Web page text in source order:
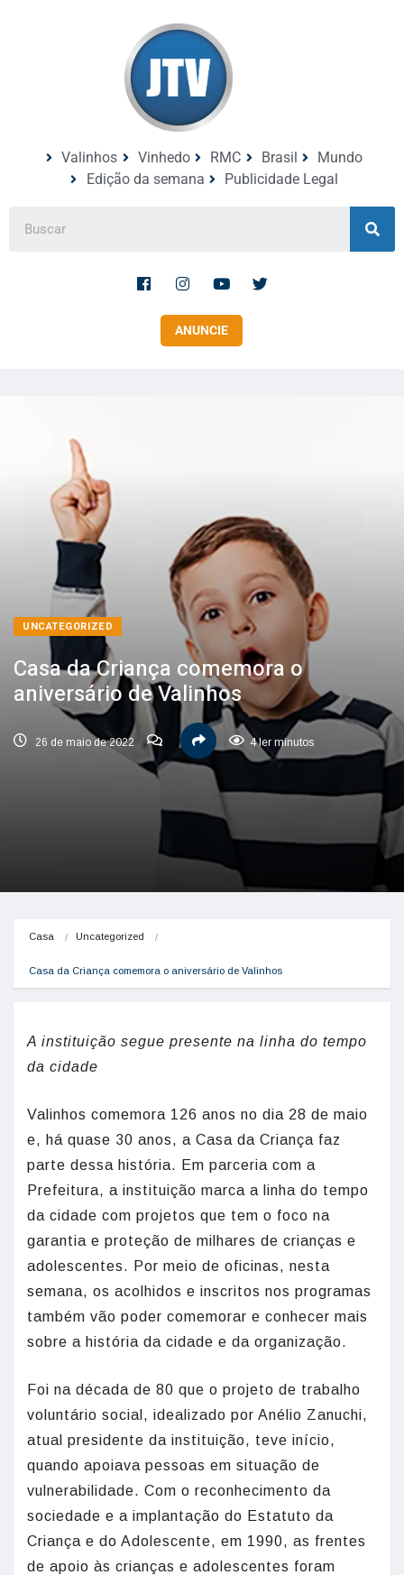
Valinhos Vinhedo RMC Brasil
Mundo
Edição da semana
Publicidade Legal
ANUNCIE
UNCATEGORIZED
Casa da Criança comemora o
aniversário de Valinhos
26 de maio de 2022 4 ler minutos
Casa Uncategorized
Casa da Criança comemora o aniversário de Valinhos
A instituição segue presente na linha do tempo
da cidade
Valinhos comemora 126 anos no dia 28 de maio
e, há quase 30 anos, a Casa da Criança faz
parte dessa história. Em parceria com a
Prefeitura, a instituição marca a linha do tempo
da cidade com projetos que tem o foco na
garantia e proteção de milhares de crianças e
adolescentes. Por meio de oficinas, nesta
semana, os acolhidos e inscritos nos programas
também vão poder comemorar e conhecer mais
sobre a história da cidade e da organização.
Foi na década de 80 que o projeto de trabalho
voluntário social, idealizado por Anélio Zanuchi,
atual presidente da instituição, teve início,
quando apoiava pessoas em situação de
vulnerabilidade. Com o reconhecimento da
sociedade e a implantação do Estatuto da
Criança e do Adolescente, em 1990, as frentes
de apoio às crianças e adolescentes foram